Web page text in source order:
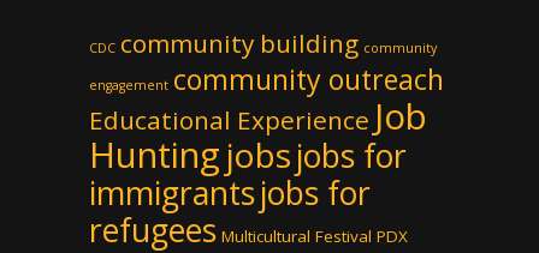
CDC community building community
engagement community outreach
Educational Experience Job
Hunting jobsjobs for
immigrantsjobs for
refugees Multicultural Festival PDX